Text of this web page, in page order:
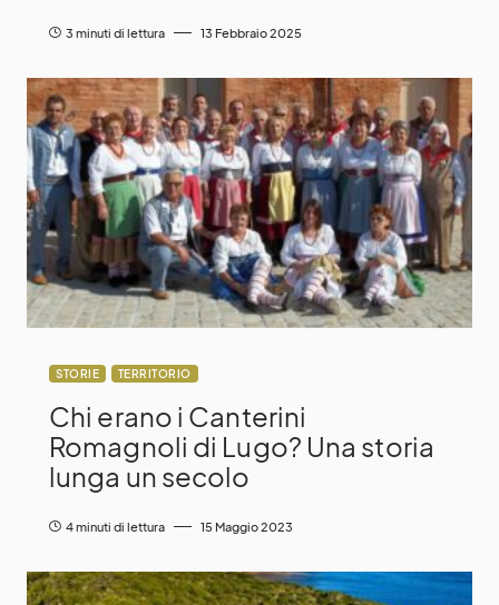
3 minuti di lettura 13 Febbraio 2025
STORIE TERRITORIO
Chi erano i Canterini
Romagnoli di Lugo? Una storia
lunga un secolo
4 minuti di lettura 15 Maggio 2023